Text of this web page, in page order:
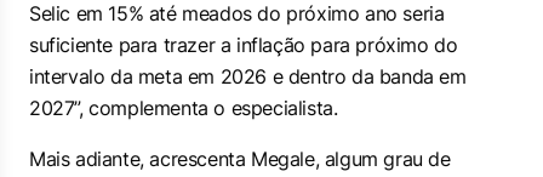
Selic em 15% até meados do próximo ano seria
suficiente para trazer a inflação para próximo do
intervalo da meta em 2026 e dentro da banda em
2027”, complementa o especialista.
Mais adiante, acrescenta Megale, algum grau de